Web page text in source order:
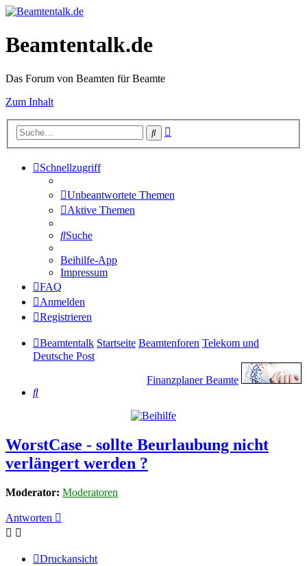
Beamtentalk.de
Das Forum von Beamten für Beamte
Zum Inhalt
Suche
Schnellzugriff
Unbeantwortete Themen
Aktive Themen
Suche
Beihilfe-App
Impressum
FAQ
Anmelden
Registrieren
Beamtentalk Startseite Beamtenforen Telekom und
Deutsche Post
Finanzplaner Beamte
Suche
WorstCase - sollte Beurlaubung nicht
verlängert werden ?
Moderator: Moderatoren
Antworten
Druckansicht